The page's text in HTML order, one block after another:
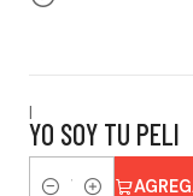
|
YO SOY TU PELI